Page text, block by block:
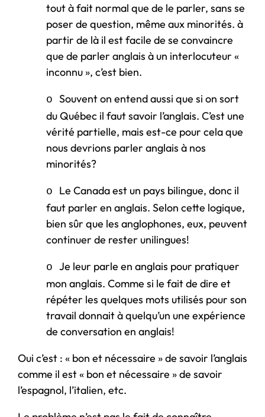
tout à fait normal que de le parler, sans se
poser de question, même aux minorités. à
partir de là il est facile de se convaincre
que de parler anglais à un interlocuteur «
inconnu », c’est bien.
o Souvent on entend aussi que si on sort
du Québec il faut savoir l’anglais. C’est une
vérité partielle, mais est-ce pour cela que
nous devrions parler anglais à nos
minorités?
o
Le Canada est un pays bilingue, donc il
faut parler en anglais. Selon cette logique,
bien sûr que les anglophones, eux, peuvent
continuer de rester unilingues!
o Je leur parle en anglais pour pratiquer
mon anglais. Comme si le fait de dire et
répéter les quelques mots utilisés pour son
travail donnait à quelqu’un une expérience
de conversation en anglais!
Oui c’est : « bon et nécessaire » de savoir l’anglais
comme il est « bon et nécessaire » de savoir
l’espagnol, l’italien, etc.